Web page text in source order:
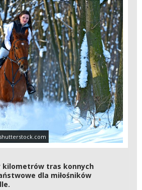
kilometrów tras konnych
dla miłośników